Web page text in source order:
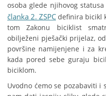
osoba glede njihovog
članka 2. ZSPC definira bicikl
tom Zakonu biciklist
obilježeni pješački prijelaz,
površine namijenjene i za
kada pored sebe guraju
biciklom.
Uvodno ćemo se pozabaviti i